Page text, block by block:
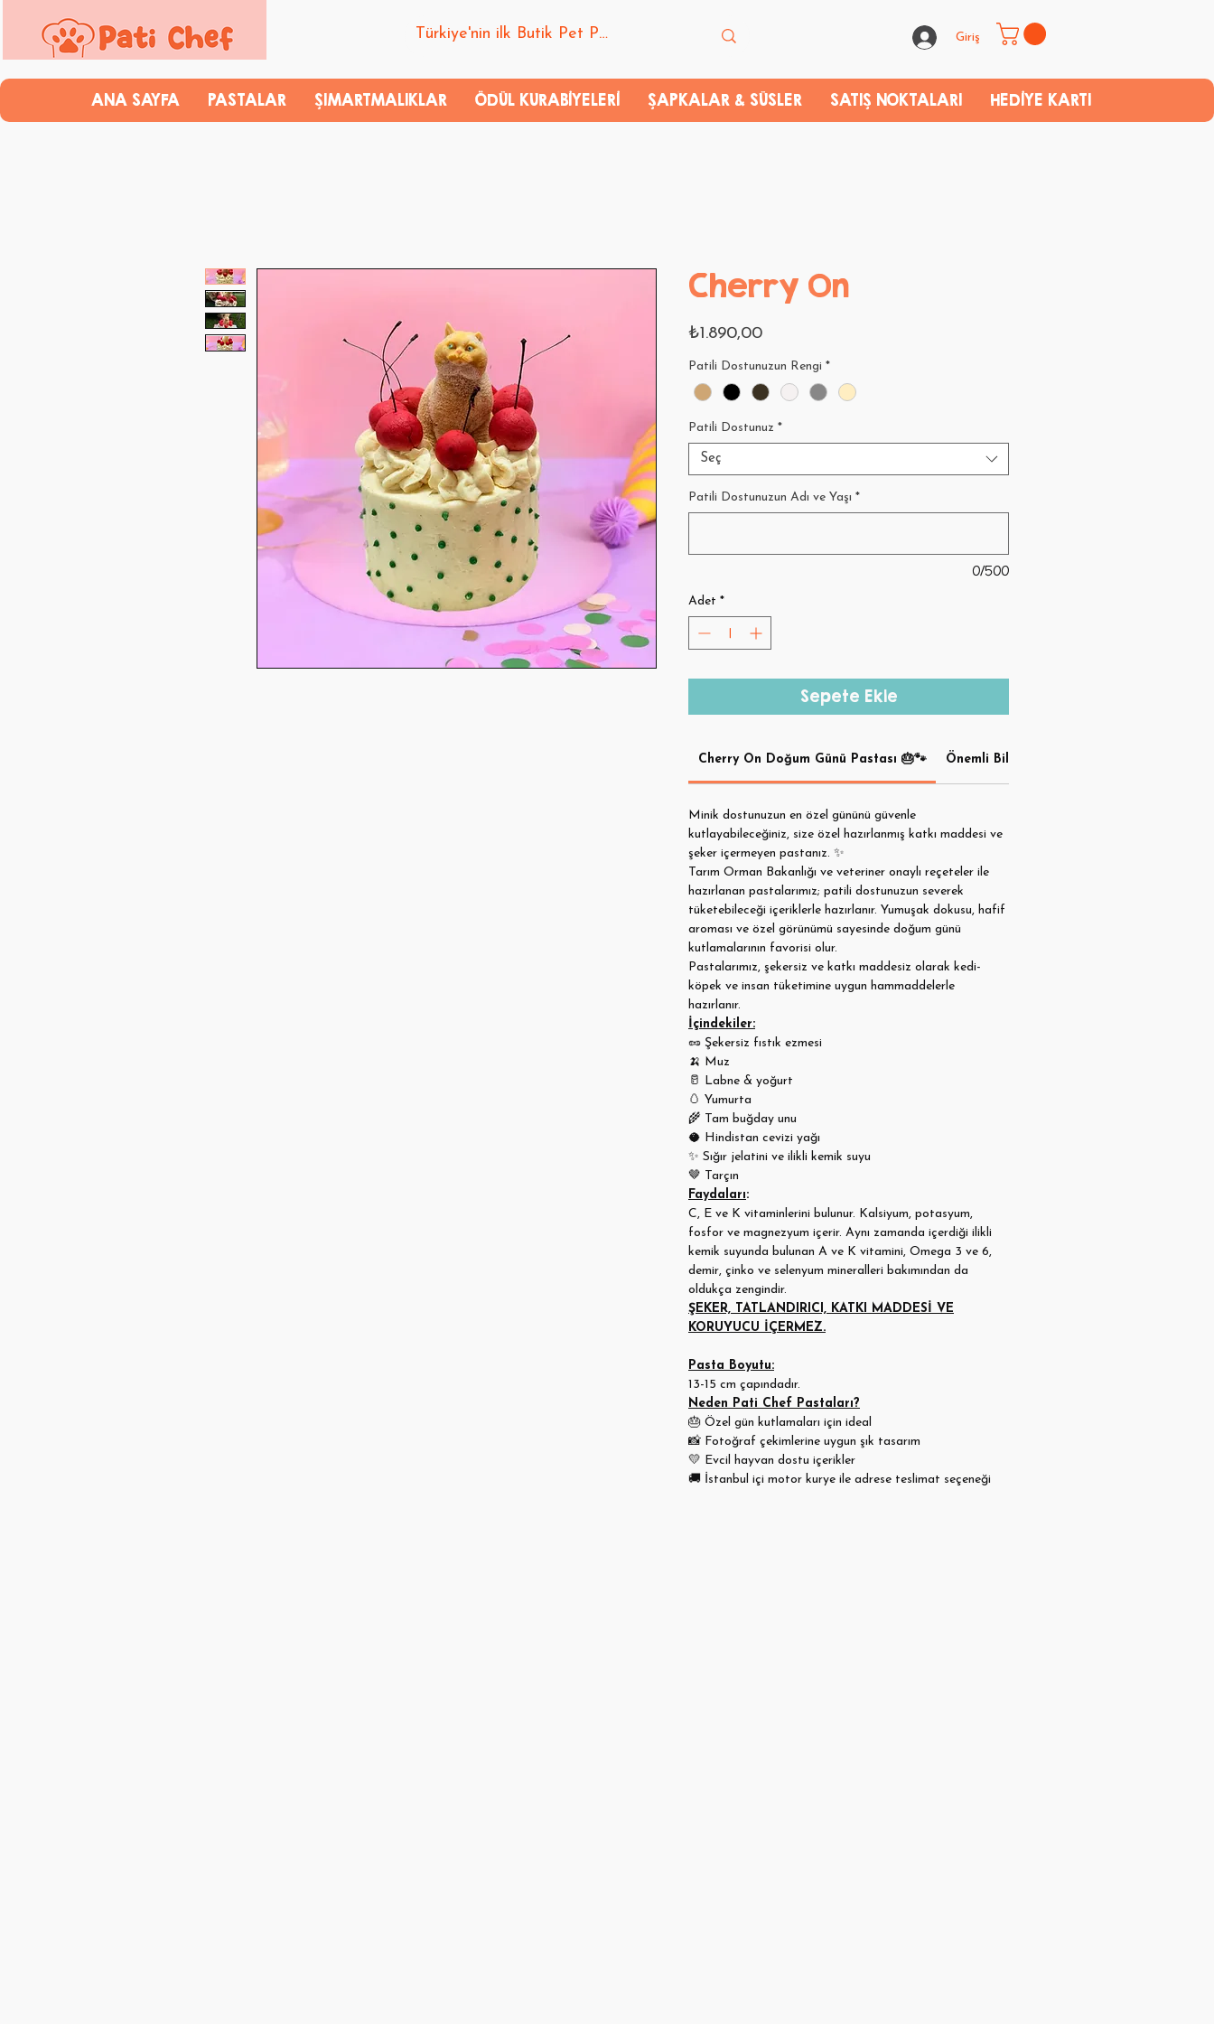
ANA SAYFA PASTALAR ŞIMARTMALIKLAR ÖDÜL KURABİYELERİ ŞAPKALAR & SÜSLER SATIŞ NOKTALARI HEDİYE KARTI
Giriş
Cherry On
₺1.890,00Fiyat
Patili Dostunuzun Rengi *
Patili Dostunuz *
Seç
Patili Dostunuzun Adı ve Yaşı *
0/500
Adet *
Sepete Ekle
Cherry On Doğum Günü Pastası 🎂🐾 Önemli Bilgiler
Minik dostunuzun en özel gününü güvenle
kutlayabileceğiniz, size özel hazırlanmış katkı maddesi ve
şeker içermeyen pastanız. ✨
Tarım Orman Bakanlığı ve veteriner onaylı reçeteler ile
hazırlanan pastalarımız; patili dostunuzun severek
tüketebileceği içeriklerle hazırlanır. Yumuşak dokusu, hafif
aroması ve özel görünümü sayesinde doğum günü
kutlamalarının favorisi olur.
Pastalarımız, şekersiz ve katkı maddesiz olarak kedi-
köpek ve insan tüketimine uygun hammaddelerle
hazırlanır.
İçindekiler:
🥜 Şekersiz fıstık ezmesi
🍌 Muz
🥛 Labne & yoğurt
🥚 Yumurta
🌾 Tam buğday unu
🥥 Hindistan cevizi yağı
✨ Sığır jelatini ve ilikli kemik suyu
🤎 Tarçın
Faydaları:
C, E ve K vitaminlerini bulunur. Kalsiyum, potasyum,
fosfor ve magnezyum içerir. Aynı zamanda içerdiği ilikli
kemik suyunda bulunan A ve K vitamini, Omega 3 ve 6,
demir, çinko ve selenyum mineralleri bakımından da
oldukça zengindir.
ŞEKER, TATLANDIRICI, KATKI MADDESİ VE
KORUYUCU İÇERMEZ.
Pasta Boyutu:
13-15 cm çapındadır.
Neden Pati Chef Pastaları?
🎂 Özel gün kutlamaları için ideal
📸 Fotoğraf çekimlerine uygun şık tasarım
💛 Evcil hayvan dostu içerikler
🚚 İstanbul içi motor kurye ile adrese teslimat seçeneği